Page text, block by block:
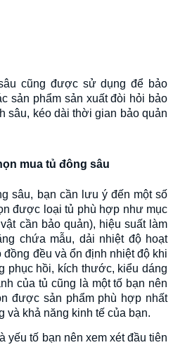
cũng được sử dụng để bảo
sản phẩm sản xuất đòi hỏi bảo
sâu, kéo dài thời gian bảo quản
mua tủ đông sâu
sâu, bạn cần lưu ý đến một số
được loại tủ phù hợp như mục
cần bảo quản), hiệu suất làm
chứa mẫu, dải nhiệt độ hoạt
đồng đều và ổn định nhiệt độ khi
phục hồi, kích thước, kiểu dáng
của tủ cũng là một tố bạn nên
được sản phẩm phù hợp nhất
và khả năng kinh tế của bạn.
yếu tố bạn nên xem xét đầu tiên